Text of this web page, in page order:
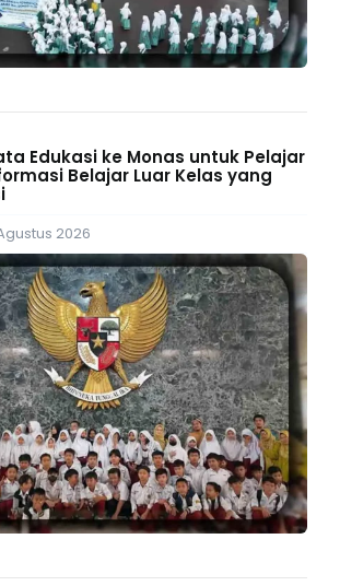
Edukasi ke Monas untuk Pelajar
Belajar Luar Kelas yang
2026